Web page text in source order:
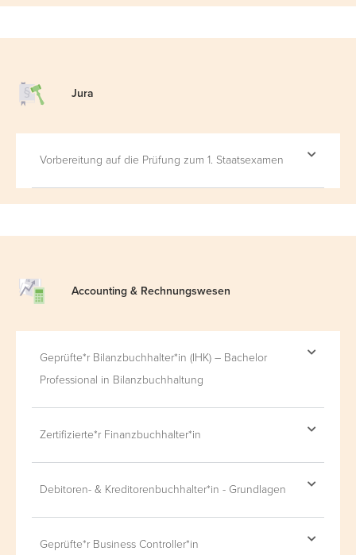
Jura
Vorbereitung auf die Prüfung zum 1. Staatsexamen
Accounting & Rechnungswesen
Geprüfte*r Bilanzbuchhalter*in (IHK) – Bachelor
Professional in Bilanzbuchhaltung
Zertifizierte*r Finanzbuchhalter*in
Debitoren- & Kreditorenbuchhalter*in - Grundlagen
Geprüfte*r Business Controller*in